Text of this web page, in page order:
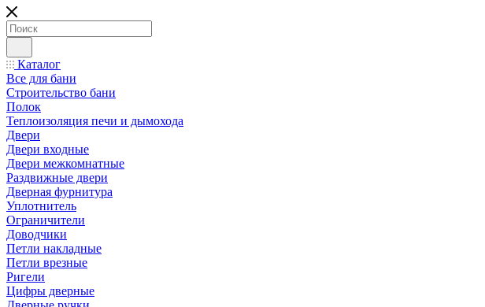
Каталог
Все для бани
Строительство бани
Полок
Теплоизоляция печи и дымохода
Двери
Двери входные
Двери межкомнатные
Раздвижные двери
Дверная фурнитура
Уплотнитель
Ограничители
Доводчики
Петли накладные
Петли врезные
Ригели
Цифры дверные